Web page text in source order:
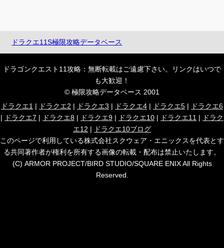
ドラクエ11S極限攻略データベース
ドラゴンクエスト11攻略：無断転載はご遠慮下さい。リンクはいつで
も大歓迎！
© 極限攻略データベース 2001
ドラクエ1 | ドラクエ2 | ドラクエ3 | ドラクエ4 | ドラクエ5 |
ドラクエ6
|
ドラクエ7 | ドラクエ8 | ドラクエ9 | ドラクエ10 | ドラクエ11 |
ドラク
エ12 |
ドラクエ10ブログ
このページで利用している株式会社スクウェア・エニックスを代表とす
る共同著作者が権利を所有する画像の転載・配布は禁止いたします。
(C) ARMOR PROJECT/BIRD STUDIO/SQUARE ENIX All Rights
Reserved.